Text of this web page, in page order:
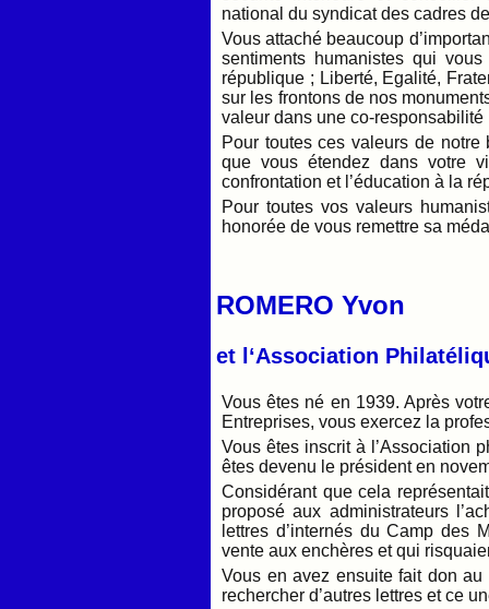
national du syndicat des cadres
Vous attaché beaucoup
sentiments humanistes qui
république ; Liberté, Egalité,
sur les frontons de nos
valeur dans une co-responsabilité
Pour toutes ces valeurs de
que vous étendez dans votre
confrontation et l’éducation à la
Pour toutes vos valeurs
honorée de vous remettre sa
ROMERO Yvon
et l‘Association
Vous êtes né en 1939. Après
Entreprises, vous exercez la
Vous êtes inscrit à l’Association
êtes devenu le président en
Considérant que cela
proposé aux administrateurs
lettres d’internés du Camp des
vente aux enchères et qui
Vous en avez ensuite fait don
rechercher d’autres lettres et ce